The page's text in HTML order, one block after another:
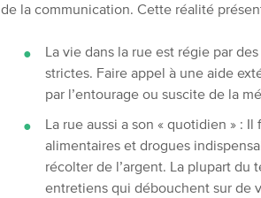
de la communication. Cette réalité
La vie dans la rue est régie par
strictes. Faire appel à une aide
par l’entourage ou suscite de la
La rue aussi a son « quotidien » :
alimentaires et drogues
récolter de l’argent. La plupart du
entretiens qui débouchent sur de